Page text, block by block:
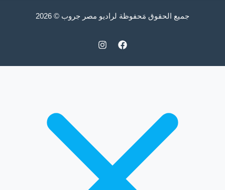
جميع الحقوق مَحفوظة لراديو مصر جروب © 2026